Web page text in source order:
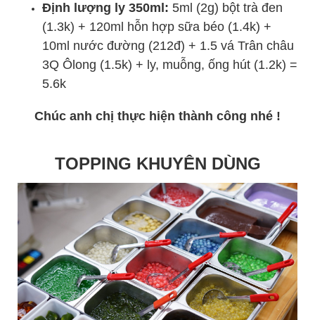
Định lượng ly 350ml: 5ml (2g) bột trà đen
(1.3k) + 120ml hỗn hợp sữa béo (1.4k) +
10ml nước đường (212đ) + 1.5 vá Trân châu
3Q Ôlong (1.5k) + ly, muỗng, ống hút (1.2k) =
5.6k
Chúc anh chị thực hiện thành công nhé !
TOPPING KHUYÊN DÙNG